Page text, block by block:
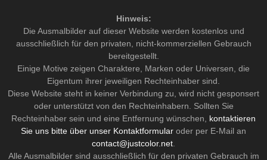
Hinweis:
Die Ausmalbilder auf dieser Website werden kostenlos und
ausschließlich für den privaten, nicht-kommerziellen Gebrauch
bereitgestellt.
Einige Motive zeigen Charaktere, Marken oder Universen, die
Eigentum ihrer jeweiligen Rechteinhaber sind.
Diese Website steht in keiner Verbindung zu, wird nicht gesponsert
oder unterstützt von den Rechteinhabern. Sollten Sie
Rechteinhaber sein und eine Entfernung wünschen, kontaktieren
Sie uns bitte über unser Kontaktformular oder per E-Mail an
contact@justcolor.net
Alle Ausmalbilder sind ausschließlich für den privaten Gebrauch im